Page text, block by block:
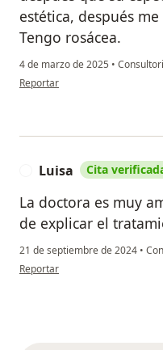
estética, después
Tengo rosácea.
4 de marzo de 2025 •
en opinión del usuario Karen
Reportar
Luisa Cita
La doctora es muy
de explicar el
21 de septiembre de 2024 •
en opinión del usuario Luisa
Reportar